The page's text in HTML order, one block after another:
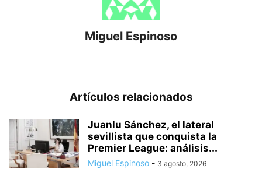
Miguel Espinoso
Artículos relacionados
Juanlu Sánchez, el lateral
sevillista que conquista la
Premier League: análisis...
Miguel Espinoso - 3 agosto, 2026